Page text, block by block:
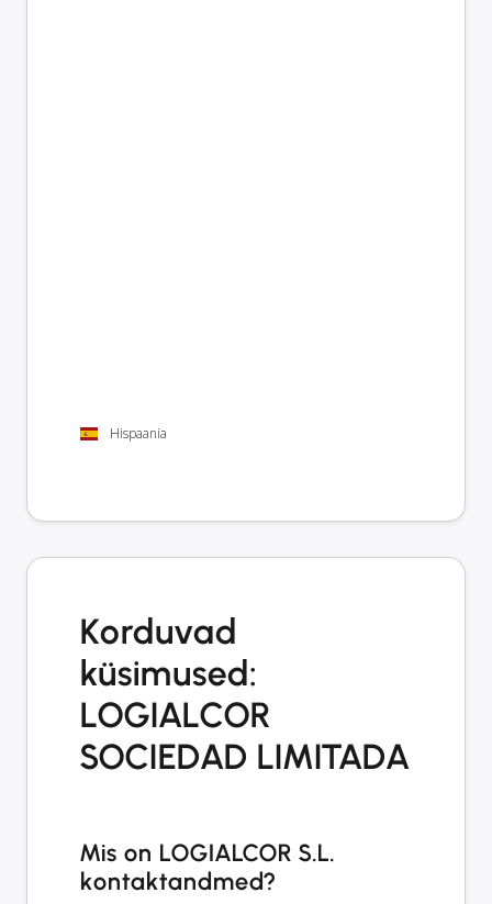
Hispaania
Korduvad
küsimused:
LOGIALCOR
SOCIEDAD LIMITADA
Mis on LOGIALCOR S.L.
kontaktandmed?